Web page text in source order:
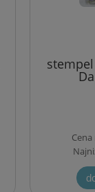
wykrojnik Whiff